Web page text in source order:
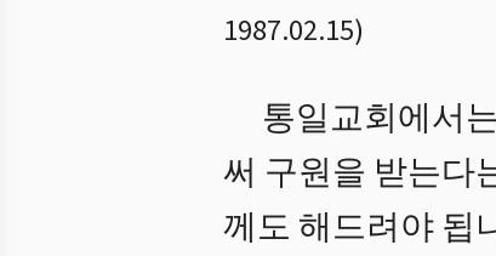
1987.02.15)
통일교회에서
써 구원을 받는다
께도 해드려야 됩